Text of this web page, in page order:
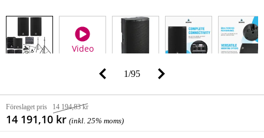
Video
1/95
Föreslaget pris 14 194,83 kr
14 191,10 kr (inkl. 25% moms)